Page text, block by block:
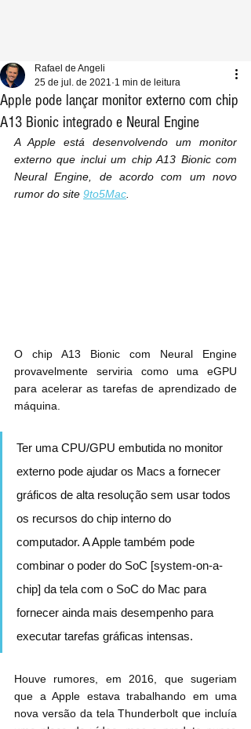
Apple pode lançar monitor externo com chip
A13 Bionic integrado e Neural Engine
Rafael de Angeli
25 de jul. de 2021 1 min de leitura
A Apple está desenvolvendo um monitor
externo que inclui um chip A13 Bionic com
Neural Engine, de acordo com um novo
rumor do site 9to5Mac
O chip A13 Bionic com Neural Engine
provavelmente serviria como uma eGPU
para acelerar as tarefas de aprendizado de
máquina.
Ter uma CPU/GPU embutida no monitor
externo pode ajudar os Macs a fornecer
gráficos de alta resolução sem usar todos
os recursos do chip interno do
computador. A Apple também pode
combinar o poder do SoC [system-on-a-
chip] da tela com o SoC do Mac para
fornecer ainda mais desempenho para
executar tarefas gráficas intensas.
Houve rumores, em 2016, que sugeriam
que a Apple estava trabalhando em uma
nova versão da tela Thunderbolt que incluía